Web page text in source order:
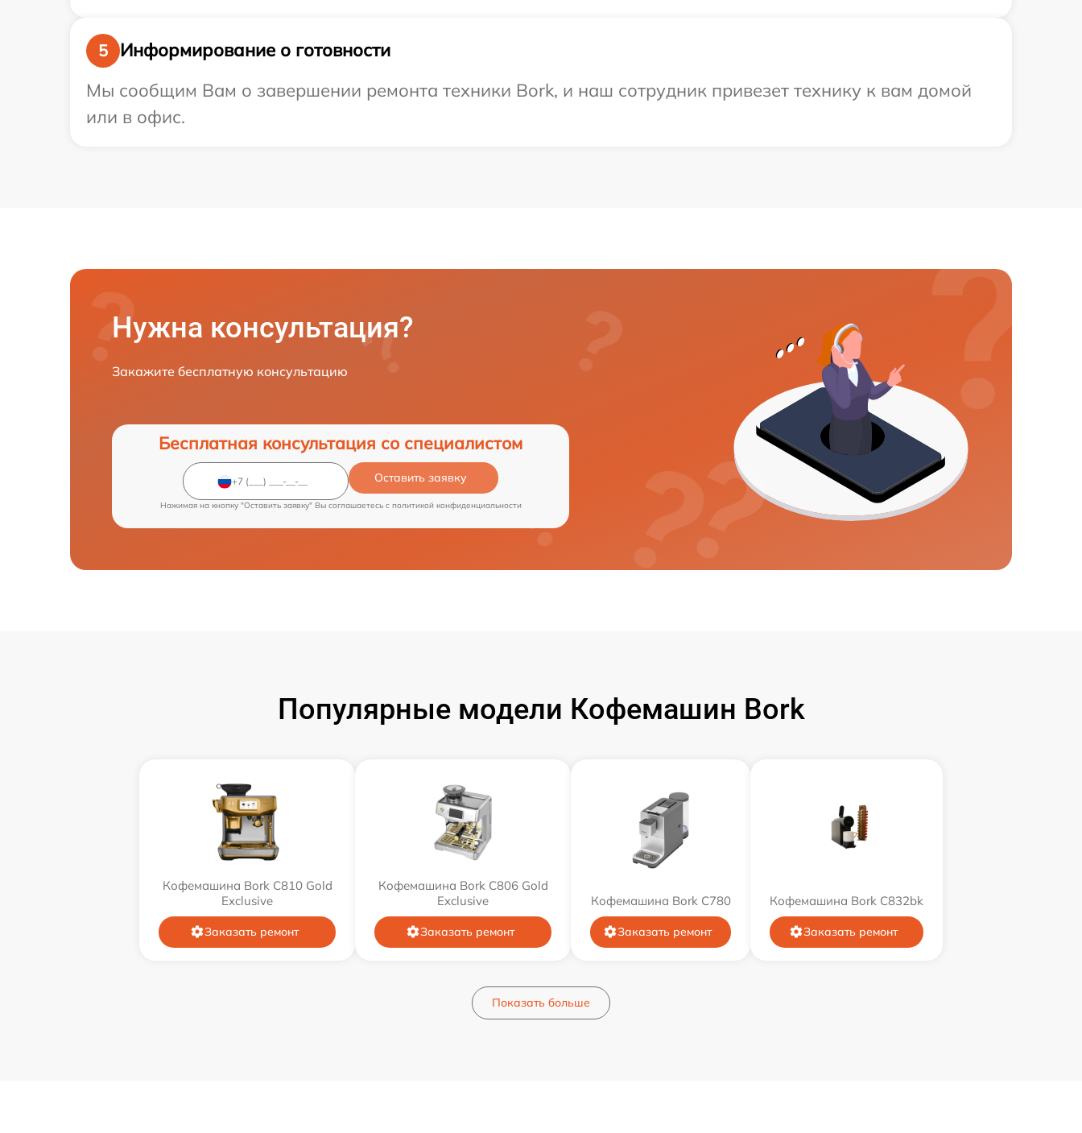
5
Информирование о готовности
Мы сообщим Вам о завершении ремонта техники Bork, и наш сотрудник привезет технику к вам домой
или в офис.
Нужна консультация?
Закажите бесплатную консультацию
Бесплатная консультация со специалистом
Оставить заявку
Нажимая на кнопку "Оставить заявку" Вы соглашаетесь c политикой конфиденциальности
Популярные модели Кофемашин Bork
Кофемашина Bork C810 Gold
Exclusive
Заказать ремонт
Кофемашина Bork C806 Gold
Exclusive
Заказать ремонт
Кофемашина Bork C780
Заказать ремонт
Кофемашина Bork C832bk
Заказать ремонт
Показать больше